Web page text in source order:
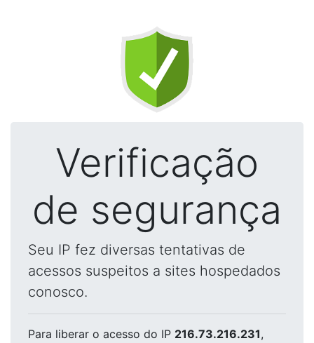
Verificação
de segurança
Seu IP fez diversas tentativas de
acessos suspeitos a sites hospedados
conosco.
Para liberar o acesso do IP 216.73.216.231,